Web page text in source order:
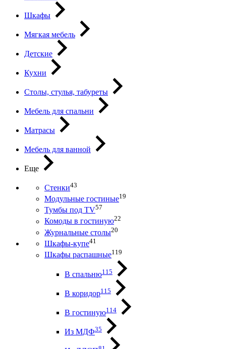
Шкафы
Мягкая мебель
Детские
Кухни
Столы, стулья, табуреты
Мебель для спальни
Матрасы
Мебель для ванной
Еще
Стенки43
Модульные гостиные19
Тумбы под ТV57
Комоды в гостиную22
Журнальные столы20
Шкафы-купе41
Шкафы распашные119
В спальню115
В коридор115
В гостиную114
Из МДФ35